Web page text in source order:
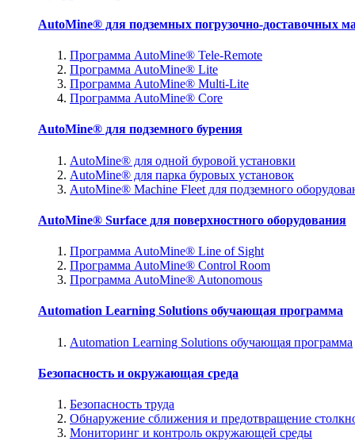
AutoMine® для подземных погрузочно-доставочных
Программа AutoMine® Tele-Remote
Программа AutoMine® Lite
Программа AutoMine® Multi-Lite
Программа AutoMine® Core
AutoMine® для подземного бурения
AutoMine® для одной буровой установки
AutoMine® для парка буровых установок
AutoMine® Machine Fleet для подземного
AutoMine® Surface для поверхностного оборудования
Программа AutoMine® Line of Sight
Программа AutoMine® Control Room
Программа AutoMine® Autonomous
Automation Learning Solutions обучающая программа
Automation Learning Solutions обучающая программа
Безопасность и окружающая среда
Безопасность труда
Обнаружение сближения и предотвращение
Мониторинг и контроль окружающей среды